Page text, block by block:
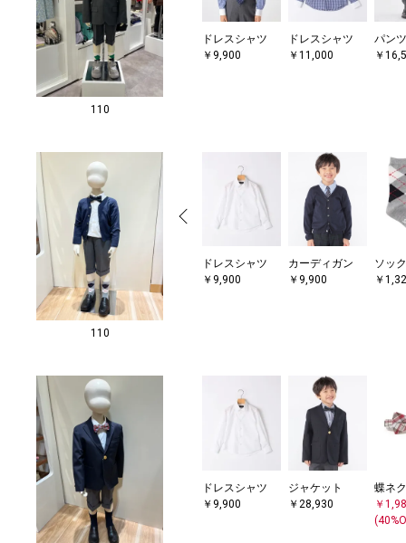
110
ドレスシャツ
￥9,900
ドレスシャツ
￥11,000
パンツ
￥
110
ドレスシャツ
￥9,900
カーディガン
￥9,900
ソッ
￥
ドレスシャツ
￥9,900
ジャケット
￥28,930
蝶ネ
￥